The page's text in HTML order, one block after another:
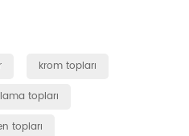
krom topları
topları
topları